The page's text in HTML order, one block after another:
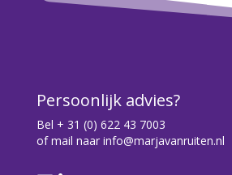
Persoonlijk advies?
Bel + 31 (0) 622 43 7003
of mail naar info@marjavanruiten.nl